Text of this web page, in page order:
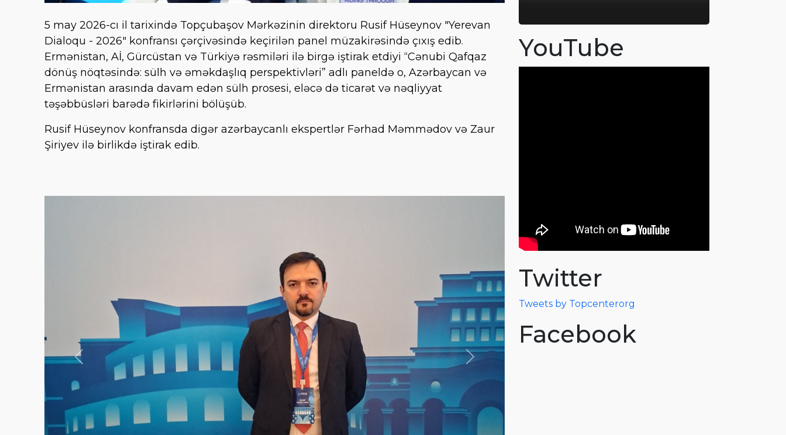
5 may 2026-cı il tarixində Topçubaşov Mərkəzinin direktoru Rusif Hüseynov "Yerevan
Dialoqu - 2026" konfransı çərçivəsində keçirilən panel müzakirəsində çıxış edib.
Ermənistan, Aİ, Gürcüstan və Türkiyə rəsmiləri ilə birgə iştirak etdiyi “Cənubi Qafqaz
dönüş nöqtəsində: sülh və əməkdaşlıq perspektivləri” adlı paneldə o, Azərbaycan və
Ermənistan arasında davam edən sülh prosesi, eləcə də ticarət və nəqliyyat
təşəbbüsləri barədə fikirlərini bölüşüb.
Rusif Hüseynov konfransda digər azərbaycanlı ekspertlər Fərhad Məmmədov və Zaur
Şiriyev ilə birlikdə iştirak edib.
Previous Next
YouTube
Twitter
Tweets by Topcenterorg
Facebook